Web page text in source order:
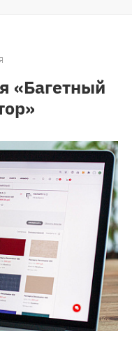
«Багетный